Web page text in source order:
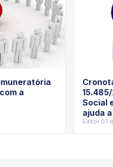
a
Social
ajuda
Editor·07